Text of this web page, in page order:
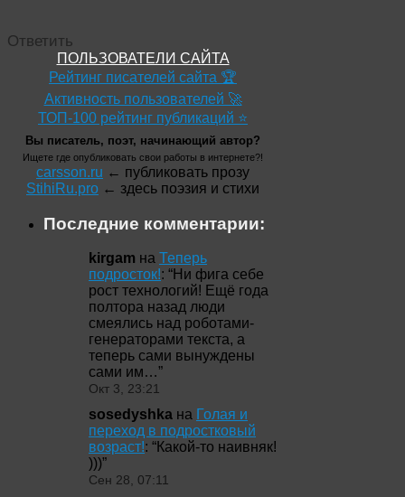
Ответить
ПОЛЬЗОВАТЕЛИ САЙТА
Рейтинг писателей сайта 🏆
Активность пользователей 🚀
ТОП-100 рейтинг публикаций ⭐
Вы писатель, поэт, начинающий автор?
Ищете где опубликовать свои работы в интернете?!
carsson.ru ← публиковать прозу
StihiRu.pro ← здесь поэзия и стихи
Последние комментарии:
kirgam на Теперь
подросток!: “Ни фига себе
рост технологий! Ещё года
полтора назад люди
смеялись над роботами-
генераторами текста, а
теперь сами вынуждены
сами им…”
Окт 3, 23:21
sosedyshka на Голая и
переход в подростковый
возраст!: “Какой-то наивняк!
)))”
Сен 28, 07:11